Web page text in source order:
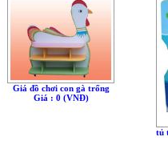
Giá đồ chơi con gà trống
Giá : 0 (VNÐ)
tủ